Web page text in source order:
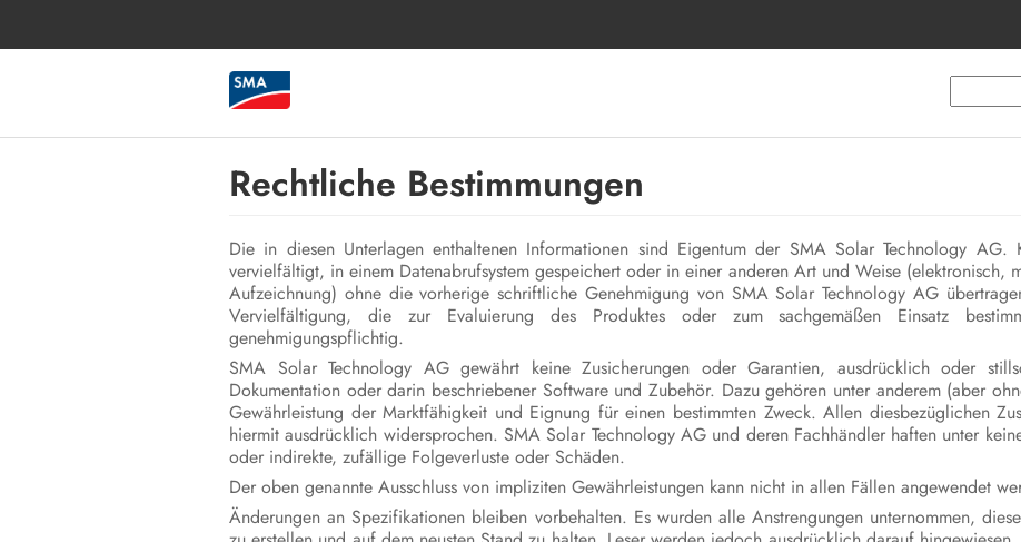
Rechtliche Bestimmungen
Die in diesen Unterlagen enthaltenen Informationen sind Eigentum der SMA Solar Technology AG.
vervielfältigt, in einem Datenabrufsystem gespeichert oder in einer anderen Art und Weise (elektronisch,
Aufzeichnung) ohne die vorherige schriftliche Genehmigung von SMA Solar Technology AG
Vervielfältigung, die zur Evaluierung des Produktes oder zum sachgemäßen Einsatz
genehmigungspflichtig.
SMA Solar Technology AG gewährt keine Zusicherungen oder Garantien, ausdrücklich oder
Dokumentation oder darin beschriebener Software und Zubehör. Dazu gehören unter anderem (aber
Gewährleistung der Marktfähigkeit und Eignung für einen bestimmten Zweck. Allen diesbezüglichen
hiermit ausdrücklich widersprochen. SMA Solar Technology AG und deren Fachhändler haften unter
oder indirekte, zufällige Folgeverluste oder Schäden.
Der oben genannte Ausschluss von impliziten Gewährleistungen kann nicht in allen Fällen angewendet
Änderungen an Spezifikationen bleiben vorbehalten. Es wurden alle Anstrengungen unternommen,